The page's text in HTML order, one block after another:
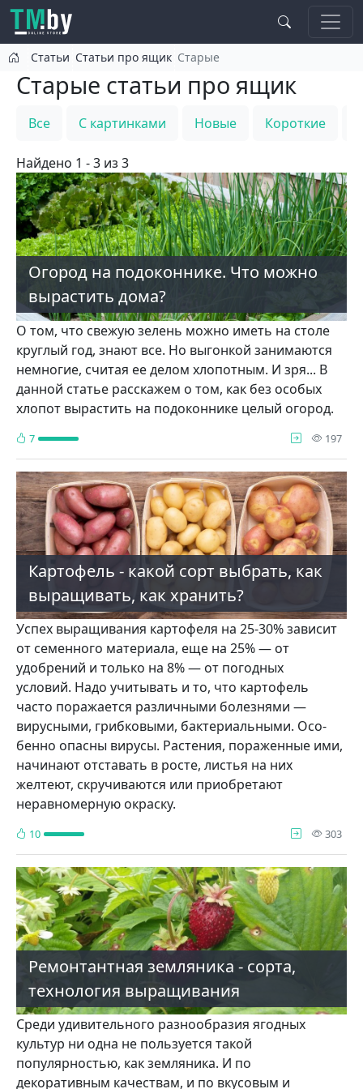
Перейти к основному содержанию
Статьи Статьи про ящик Старые
Старые статьи про ящик
Все С картинками Новые Короткие
Найдено 1 - 3 из 3
Огород на подоконнике. Что можно
вырастить дома?
О том, что свежую зелень можно иметь на столе
круглый год, знают все. Но выгонкой занимаются
немногие, считая ее делом хлопотным. И зря... В
данной статье рас­скажем о том, как без особых
хлопот вырастить на подо­коннике целый огород.
7 197
Картофель - какой сорт выбрать, как
выращивать, как хранить?
Успех выращива­ния картофеля на 25-30% зависит
от се­менного материала, еще на 25% — от
удобрений и толь­ко на 8% — от погодных
условий. Надо учитывать и то, что картофель
часто поражается различными болезня­ми —
вирусными, грибковыми, бактериальными. Осо­
бенно опасны вирусы. Растения, пораженные ими,
на­чинают отставать в росте, листья на них
желтеют, скру­чиваются или приобретают
неравномерную окраску.
10 303
Ремонтантная земляника - сорта,
технология выращивания
Среди удивительного разнообразия ягодных
культур ни одна не пользуется такой
популярностью, как земляника. И по
декоративным качествам, и по вку­совым и